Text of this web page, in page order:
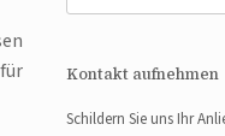
Kontakt aufnehmen
Schildern Sie uns Ihr